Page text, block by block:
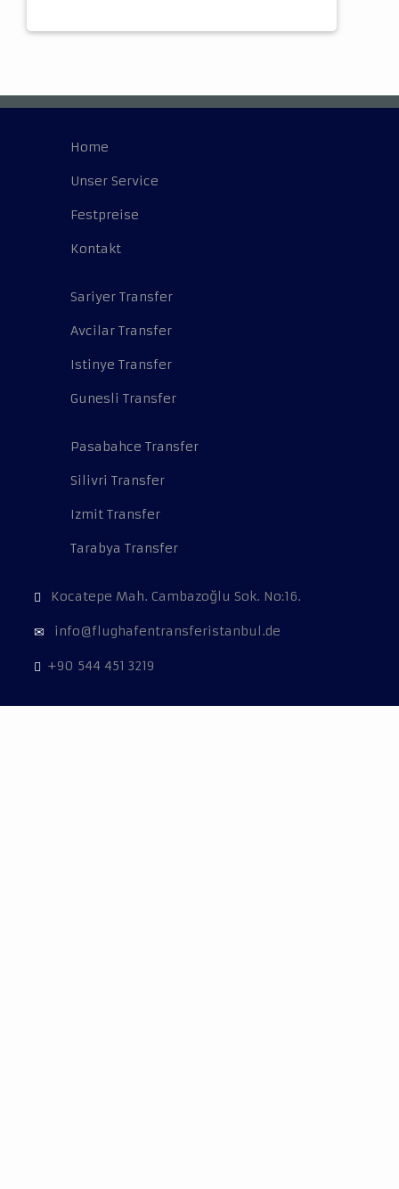
Home
Unser Service
Festpreise
Kontakt
Sariyer Transfer
Avcilar Transfer
Istinye Transfer
Gunesli Transfer
Pasabahce Transfer
Silivri Transfer
Izmit Transfer
Tarabya Transfer
Kocatepe Mah. Cambazoğlu Sok. No:16.
info@flughafentransferistanbul.de
+90 544 451 3219